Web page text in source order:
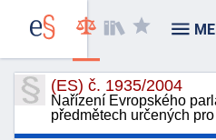
(ES) č. 1935/2004
Nařízení Evropského
předmětech určených